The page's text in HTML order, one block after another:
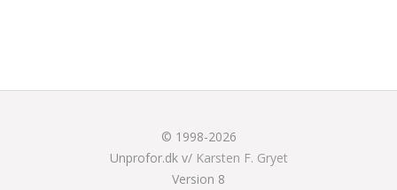
© 1998-2026
Unprofor.dk v/ Karsten F. Gryet
Version 8